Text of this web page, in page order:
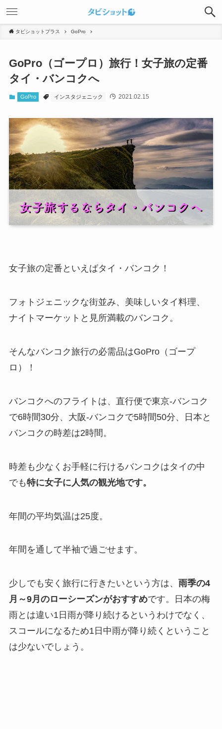
タビショットプラス GoPro
GoPro（ゴープロ）旅行！女子旅の定番
タイ・バンコクへ
GoPro インスタジェニック 2021.02.15
女子旅の定番といえばタイ・バンコク！
フォトジェニックな街並み、美味しいタイ料理、
ナイトマーケットと見所満載のバンコク。
そんなバンコク旅行の必需品はGoPro（ゴープ
ロ）！
バンコクへのフライトは、直行便で東京-バンコク
で6時間30分、大阪-バンコクで5時間50分、日本と
バンコクの時差は2時間。
時差も少なくお手軽に行けるバンコクはタイの中
でも特に女子に人気の観光地です。
年間の平均気温は25度。
年間を通して半袖で過ごせます。
少しでも安く旅行に行きたいという方は、 雨季の4
月～9月のローシーズンがおすすめです。日本の梅
雨とは違い1日雨が降り続けるというわけでなく、
スコールになるため1日中雨が降り続くということ
は少ないでしょう。